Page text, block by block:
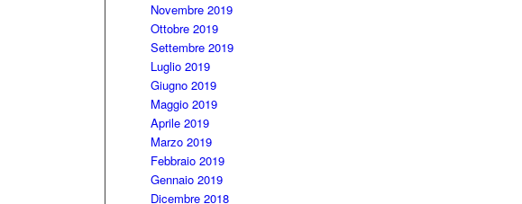
Novembre 2019
Ottobre 2019
Settembre 2019
Luglio 2019
Giugno 2019
Maggio 2019
Aprile 2019
Marzo 2019
Febbraio 2019
Gennaio 2019
Dicembre 2018